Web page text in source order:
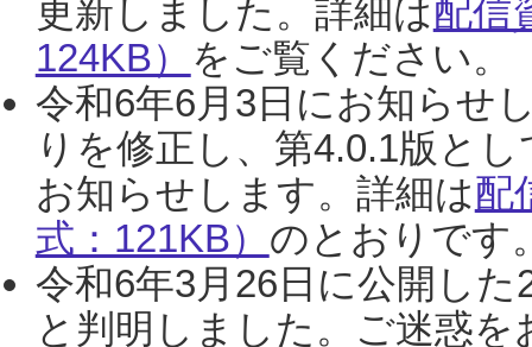
更新しました。詳細は配信
124KB） をご覧ください。
令和6年6月3日にお知らせ
りを修正し、第4.0.1版と
お知らせします。詳細は配
式：121KB） のとおりです
令和6年3月26日に公開し
と判明しました。ご迷惑